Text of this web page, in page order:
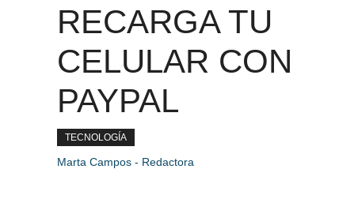
RECARGA TU
CELULAR CON
PAYPAL
TECNOLOGÍA
Marta Campos - Redactora